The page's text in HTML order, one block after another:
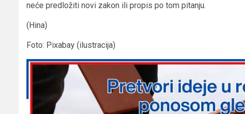
neće predložiti novi zakon ili propis po tom pitanju.
(Hina)
Foto: Pixabay (ilustracija)